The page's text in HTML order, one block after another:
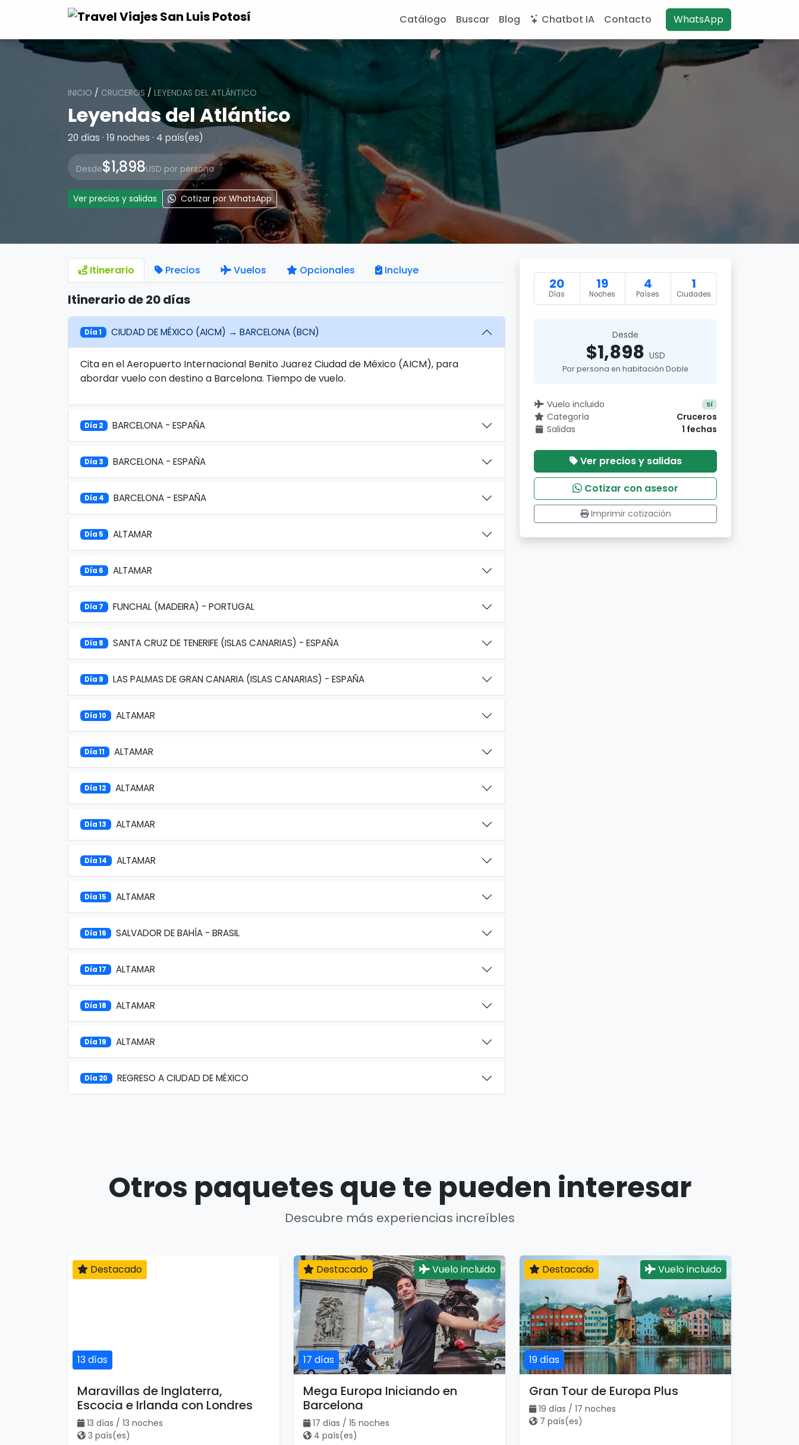
Catálogo Buscar Blog Chatbot IA Contacto WhatsApp
INICIO / CRUCEROS / LEYENDAS DEL ATLÁNTICO
Leyendas del Atlántico
20 días · 19 noches · 4 país(es)
Desde$1,898USD por persona
Ver precios y salidas Cotizar por WhatsApp
Itinerario Precios Vuelos Opcionales Incluye
Itinerario de 20 días
Día 1 CIUDAD DE MÉXICO (AICM) → BARCELONA (BCN)
Cita en el Aeropuerto Internacional Benito Juarez Ciudad de México (AICM), para
abordar vuelo con destino a Barcelona. Tiempo de vuelo.
Día 2 BARCELONA - ESPAÑA
Día 3 BARCELONA - ESPAÑA
Día 4 BARCELONA - ESPAÑA
Día 5 ALTAMAR
Día 6 ALTAMAR
Día 7 FUNCHAL (MADEIRA) - PORTUGAL
Día 8 SANTA CRUZ DE TENERIFE (ISLAS CANARIAS) - ESPAÑA
Día 9 LAS PALMAS DE GRAN CANARIA (ISLAS CANARIAS) - ESPAÑA
Día 10 ALTAMAR
Día 11 ALTAMAR
Día 12 ALTAMAR
Día 13 ALTAMAR
Día 14 ALTAMAR
Día 15 ALTAMAR
Día 16 SALVADOR DE BAHÍA - BRASIL
Día 17 ALTAMAR
Día 18 ALTAMAR
Día 19 ALTAMAR
Día 20 REGRESO A CIUDAD DE MÉXICO
20
Días
19
Noches
4
Países
1
Ciudades
Desde
$1,898 USD
Por persona en habitación Doble
Vuelo incluido Sí
Categoría
Cruceros
Salidas
1 fechas
Ver precios y salidas
Cotizar con asesor
Imprimir cotización
Otros paquetes que te pueden interesar
Descubre más experiencias increíbles
13 días
Destacado
Maravillas de Inglaterra,
Escocia e Irlanda con Londres
13 días / 13 noches
3 país(es)
17 días
Destacado Vuelo incluido
Mega Europa Iniciando en
Barcelona
17 días / 15 noches
4 país(es)
19 días
Destacado Vuelo incluido
Gran Tour de Europa Plus
19 días / 17 noches
7 país(es)